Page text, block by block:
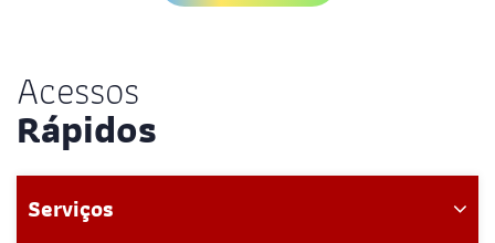
Acessos
Rápidos
Serviços